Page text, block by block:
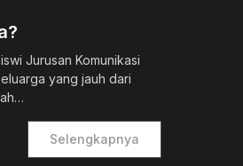
Jurusan Komunikasi
yang jauh dari
Selengkapnya